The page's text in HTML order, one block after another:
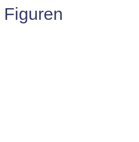
Figuren